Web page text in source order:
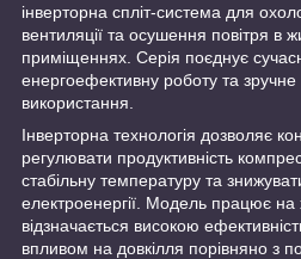
інверторна спліт-система для
вентиляції та осушення повітря в
приміщеннях. Серія поєднує
енергоефективну роботу та
використання.
Інверторна технологія дозволяє
регулювати продуктивність
стабільну температуру та
електроенергії. Модель працює на
відзначається високою
впливом на довкілля порівняно з